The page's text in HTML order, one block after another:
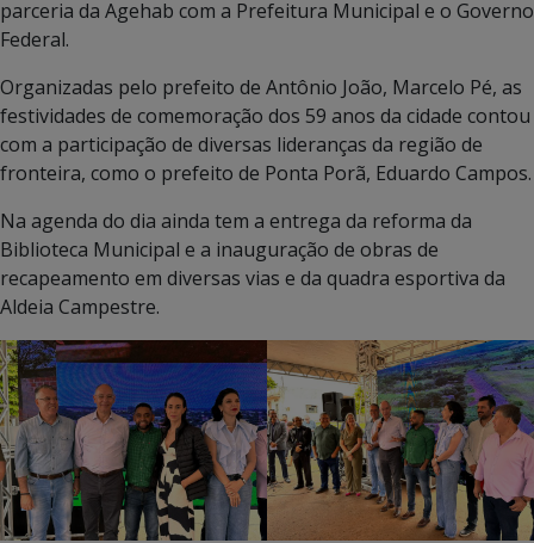
parceria da Agehab com a Prefeitura Municipal e o Governo
Federal.
Organizadas pelo prefeito de Antônio João, Marcelo Pé, as
festividades de comemoração dos 59 anos da cidade contou
com a participação de diversas lideranças da região de
fronteira, como o prefeito de Ponta Porã, Eduardo Campos.
Na agenda do dia ainda tem a entrega da reforma da
Biblioteca Municipal e a inauguração de obras de
recapeamento em diversas vias e da quadra esportiva da
Aldeia Campestre.